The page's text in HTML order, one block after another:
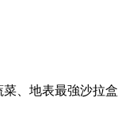
、地表最強沙拉盒